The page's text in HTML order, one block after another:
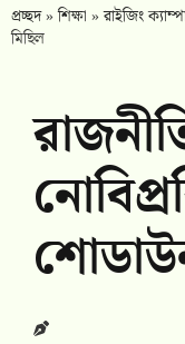
প্রচ্ছদ»শিক্ষা »রাইজিং
মিছিল